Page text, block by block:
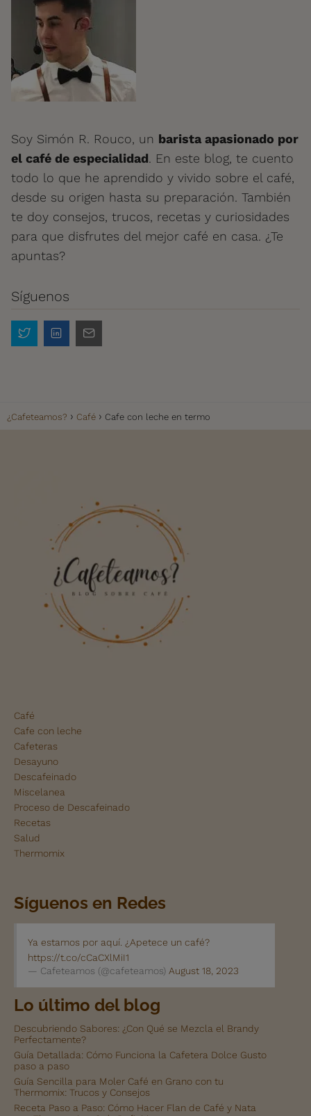
Soy Simón R. Rouco, un barista apasionado por
el café de especialidad. En este blog, te cuento
todo lo que he aprendido y vivido sobre el café,
desde su origen hasta su preparación. También
te doy consejos, trucos, recetas y curiosidades
para que disfrutes del mejor café en casa. ¿Te
apuntas?
Síguenos
¿Cafeteamos? Café Cafe con leche en termo
Café
Cafe con leche
Cafeteras
Desayuno
Descafeinado
Miscelanea
Proceso de Descafeinado
Recetas
Salud
Thermomix
Síguenos en Redes
Ya estamos por aquí. ¿Apetece un café?
https://t.co/cCaCXlMiI1
— Cafeteamos (@cafeteamos) August 18, 2023
Lo último del blog
Descubriendo Sabores: ¿Con Qué se Mezcla el Brandy
Perfectamente?
Guía Detallada: Cómo Funciona la Cafetera Dolce Gusto
paso a paso
Guía Sencilla para Moler Café en Grano con tu
Thermomix: Trucos y Consejos
Receta Paso a Paso: Cómo Hacer Flan de Café y Nata